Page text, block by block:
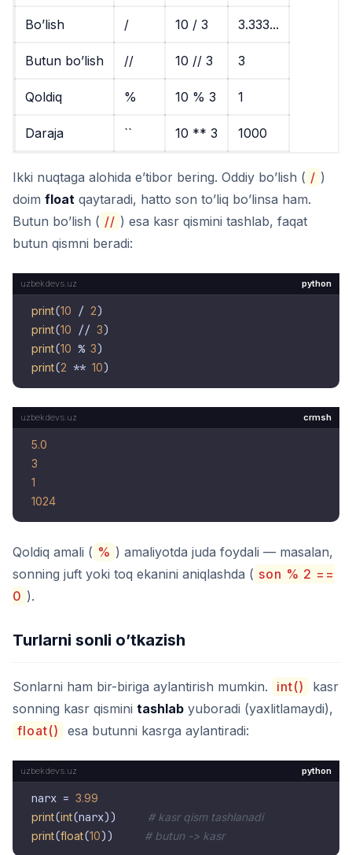
Bo’lish / 10 / 3 3.333...
Butun bo’lish // 10 // 3 3
Qoldiq % 10 % 3 1
Daraja `` 10 ** 3 1000
Ikki nuqtaga alohida e’tibor bering. Oddiy bo’lish ( / )
doim float qaytaradi, hatto son to’liq bo’linsa ham.
Butun bo’lish ( // ) esa kasr qismini tashlab, faqat
butun qismni beradi:
python
print(10 / 2
print(10 // 3
print(10 % 3
print(2 ** 10
crmsh
5.0
3
1
1024
Qoldiq amali ( % ) amaliyotda juda foydali — masalan,
sonning juft yoki toq ekanini aniqlashda ( son % 2 ==
0 ).
Turlarni sonli o’tkazish
Sonlarni ham bir-biriga aylantirish mumkin. int()
kasr
sonning kasr qismini tashlab yuboradi (yaxlitlamaydi),
float()
esa butunni kasrga aylantiradi:
python
narx = 3.99
print(int(narx)) # kasr qism tashlanadi
print(float(10)) # butun -> kasr